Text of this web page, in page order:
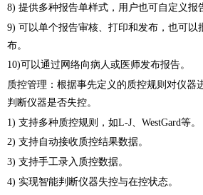
8) 提供多种报告单样式，用户也可自定义报
9) 可以单个报告审核、打印和发布，也可以
布。
10)可以通过网络向病人或医师发布报告。
质控管理：根据事先定义的质控规则对仪器
判断仪器是否失控。
1) 支持多种质控规则，如L-J、WestGard等。
2) 支持自动接收质控结果数据。
3) 支持手工录入质控数据。
4) 实现智能判断仪器失控与在控状态。